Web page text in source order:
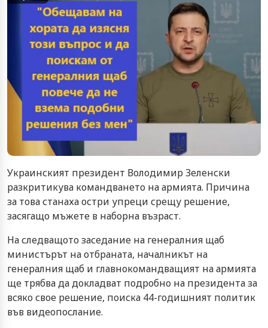
Украинският президент Володимир Зеленски
разкритикува командването на армията. Причина
за това станаха остри упреци срещу решение,
засягащо мъжете в наборна възраст.
На следващото заседание на генералния щаб
министърът на отбраната, началникът на
генералния щаб и главнокомандващият на армията
ще трябва да докладват подробно на президента за
всяко свое решение, поиска 44-годишният политик
във видеопослание.